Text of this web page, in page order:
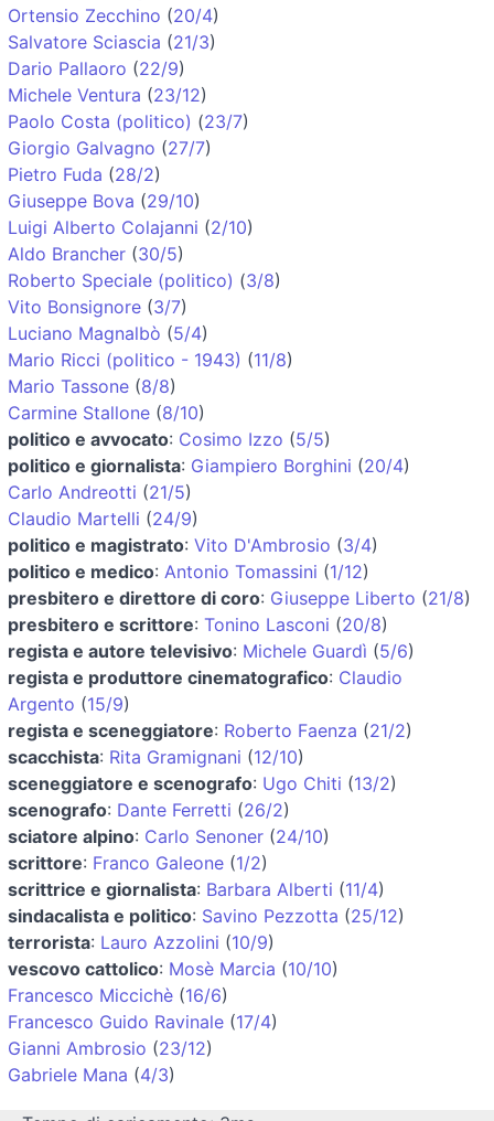
Ortensio Zecchino (20/4)
Salvatore Sciascia (21/3)
Dario Pallaoro (22/9)
Michele Ventura (23/12)
Paolo Costa (politico) (23/7)
Giorgio Galvagno (27/7)
Pietro Fuda (28/2)
Giuseppe Bova (29/10)
Luigi Alberto Colajanni (2/10)
Aldo Brancher (30/5)
Roberto Speciale (politico) (3/8)
Vito Bonsignore (3/7)
Luciano Magnalbò (5/4)
Mario Ricci (politico - 1943) (11/8)
Mario Tassone (8/8)
Carmine Stallone (8/10)
politico e avvocato: Cosimo Izzo (5/5)
politico e giornalista: Giampiero Borghini (20/4)
Carlo Andreotti (21/5)
Claudio Martelli (24/9)
politico e magistrato: Vito D'Ambrosio (3/4)
politico e medico: Antonio Tomassini (1/12)
presbitero e direttore di coro: Giuseppe Liberto (21/8)
presbitero e scrittore: Tonino Lasconi (20/8)
regista e autore televisivo: Michele Guardì (5/6)
regista e produttore cinematografico: Claudio
Argento (15/9)
regista e sceneggiatore: Roberto Faenza (21/2)
scacchista: Rita Gramignani (12/10)
sceneggiatore e scenografo: Ugo Chiti (13/2)
scenografo: Dante Ferretti (26/2)
sciatore alpino: Carlo Senoner (24/10)
scrittore: Franco Galeone (1/2)
scrittrice e giornalista: Barbara Alberti (11/4)
sindacalista e politico: Savino Pezzotta (25/12)
terrorista: Lauro Azzolini (10/9)
vescovo cattolico: Mosè Marcia (10/10)
Francesco Miccichè (16/6)
Francesco Guido Ravinale (17/4)
Gianni Ambrosio (23/12)
Gabriele Mana (4/3)